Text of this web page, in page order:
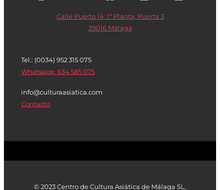
Calle Puerto 14, 1ª Planta, Puerta 3
29016 Málaga
Tel.: (0034) 952 315 075
Whatsapp: 634 585 075
info@culturaasiatica.com
Contacto
© 2023 Centro de Cultura Asiática de Málaga SL.